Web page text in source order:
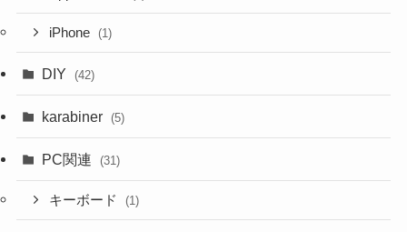
iPhone (1)
DIY (42)
karabiner (5)
PC関連 (31)
キーボード (1)